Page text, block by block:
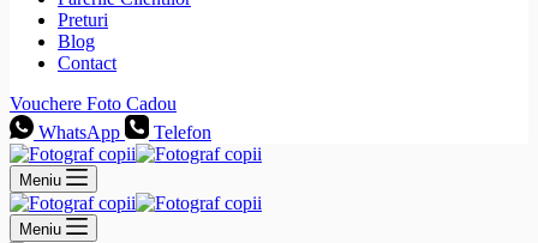
Preturi
Blog
Contact
Vouchere Foto Cadou
WhatsApp
Telefon
Meniu
Meniu